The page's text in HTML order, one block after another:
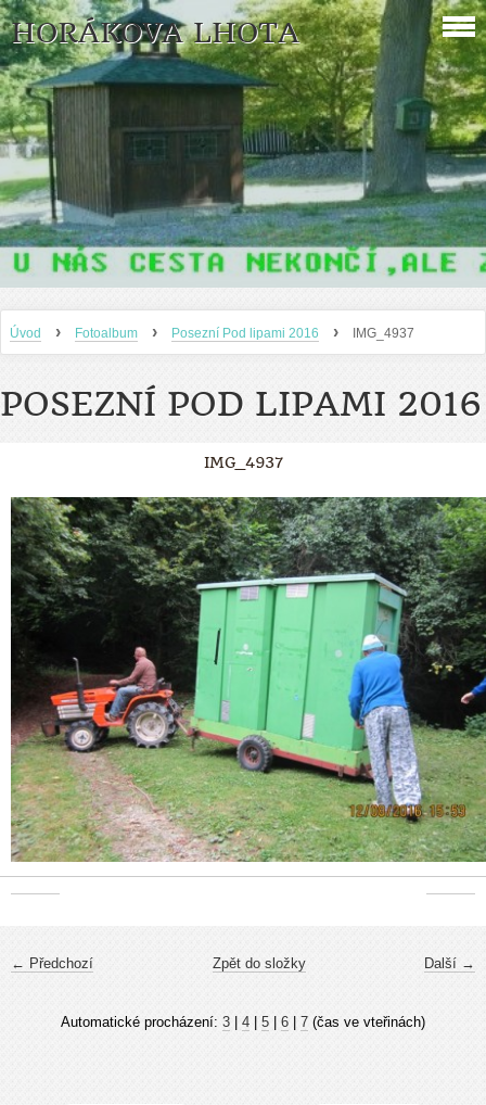
HORÁKOVA LHOTA
Úvod › Fotoalbum › Posezní Pod lipami 2016 › IMG_4937
POSEZNÍ POD LIPAMI 2016
IMG_4937
← Předchozí Další →
Zpět do složky
Automatické procházení: 3 4 5 6 7 (čas ve vteřinách)